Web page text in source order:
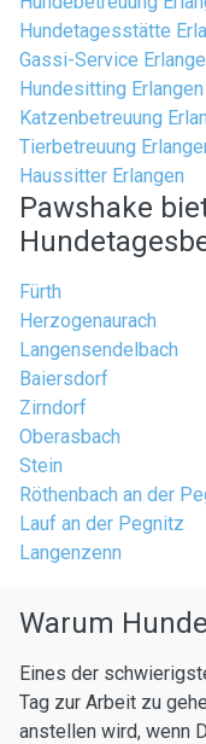
Hundetagesstätte
Gassi-Service
Hundesitting Erlangen
Katzenbetreuung
Tierbetreuung
Haussitter Erlangen
Pawshake
Fürth
Herzogenaurach
Langensendelbach
Baiersdorf
Zirndorf
Oberasbach
Stein
Röthenbach an der
Lauf an der Pegnitz
Langenzenn
Warum
Eines der
Tag zur Arbeit zu
anstellen wird, wenn